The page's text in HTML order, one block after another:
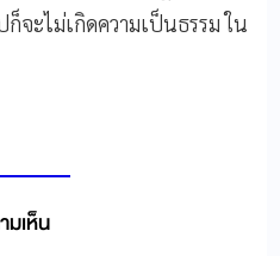
จะไม่เกิดความเป็นธรรม ใน
เห็น